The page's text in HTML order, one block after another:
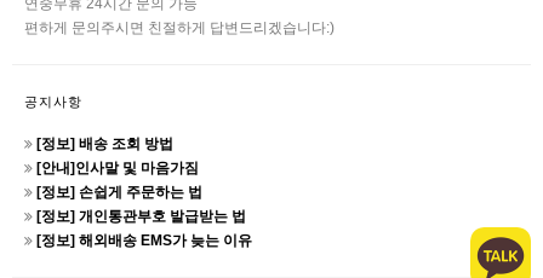
연중무휴 24시간 문의 가능
편하게 문의주시면 친절하게 답변드리겠습니다:)
공지사항
[정보] 배송 조회 방법
[안내]인사말 및 마음가짐
[정보] 손쉽게 주문하는 법
[정보] 개인통관부호 발급받는 법
[정보] 해외배송 EMS가 늦는 이유